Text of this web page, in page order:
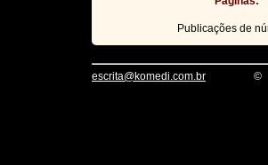
Publicações de
escrita@komedi.com.br ©